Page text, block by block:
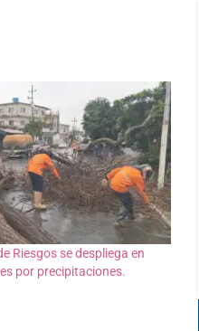
Riesgos se despliega en
por precipitaciones.